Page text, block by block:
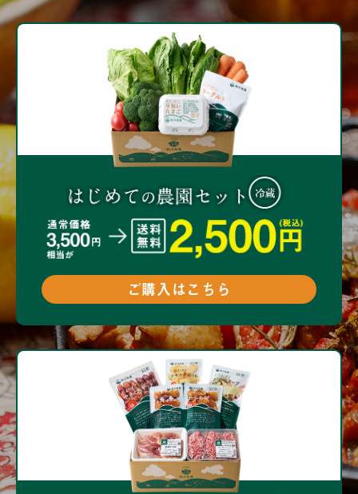
ご購入はこちら